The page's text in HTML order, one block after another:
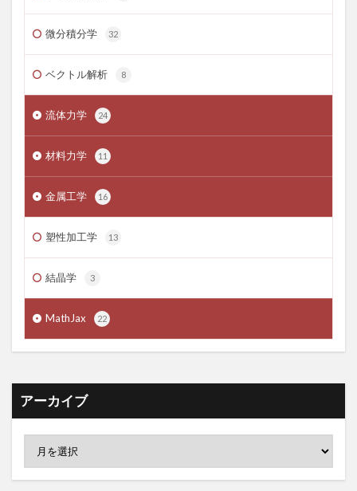
微分積分学 32
ベクトル解析 8
流体力学 24
材料力学 11
金属工学 16
塑性加工学 13
結晶学 3
MathJax 22
アーカイブ